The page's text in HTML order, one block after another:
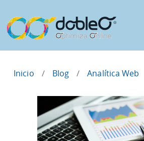
Inicio Blog Analítica Web